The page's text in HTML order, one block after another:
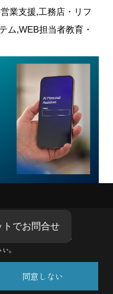
業支援,工務店・リフ
ム,WEB担当者教育・
Reserved.
ー
」をご覧ください。
。
同意しない